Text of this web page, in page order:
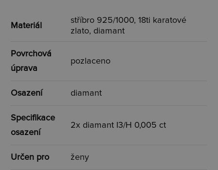
Materiál
stříbro 925/1000, 18ti karatové
zlato, diamant
Povrchová
úprava
pozlaceno
Osazení diamant
Specifikace
osazení
2x diamant I3/H 0,005 ct
Určen pro ženy